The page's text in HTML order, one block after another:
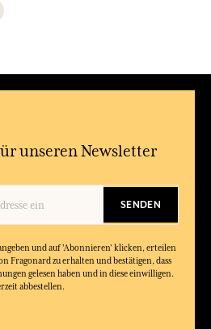
unseren Newsletter
SENDEN
und auf 'Abonnieren' klicken, erteilen
Fragonard zu erhalten und bestätigen, dass
gelesen haben und in diese einwilligen.
abbestellen.